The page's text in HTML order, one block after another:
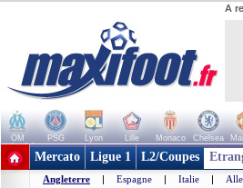
A
OM PSG Lyon Lille Monaco Chelsea
+ de clubs
Mercato Ligue 1 L2/Coupes
Angleterre | Espagne | Italie |